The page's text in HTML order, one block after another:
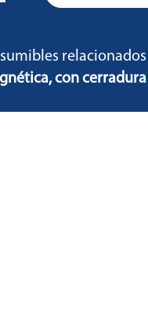
relacionados
con cerradura